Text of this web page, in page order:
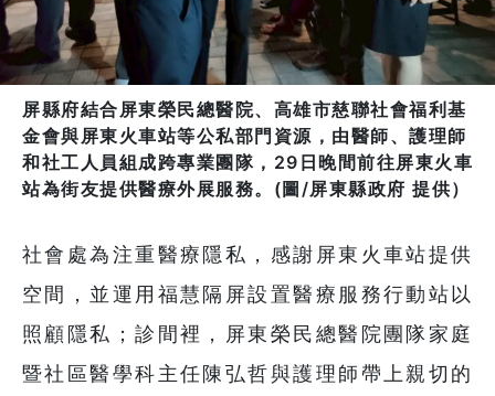
屏縣府結合屏東榮民總醫院、高雄市慈聯社會福利基
金會與屏東火車站等公私部門資源，由醫師、護理師
和社工人員組成跨專業團隊，29日晚間前往屏東火車
站為街友提供醫療外展服務。(圖/屏東縣政府 提供）
社會處為注重醫療隱私，感謝屏東火車站提供
空間，並運用福慧隔屏設置醫療服務行動站以
照顧隱私；診間裡，屏東榮民總醫院團隊家庭
暨社區醫學科主任陳弘哲與護理師帶上親切的